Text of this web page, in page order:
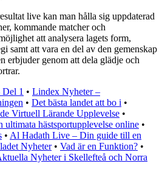
live kan man hålla sig uppdaterad
kommande matcher och
att analysera lagets form,
samt att vara en del av den gemenskap
erbjuder genom att dela glädje och
1 • Lindex Nyheter –
• Det bästa landet att bo i •
Virtuell Lärande Upplevelse •
hästsportupplevelse online •
• Al Hadath Live – Din guide till en
Nyheter• Vad är en Funktion? •
Nyheter i Skellefteå och Norra